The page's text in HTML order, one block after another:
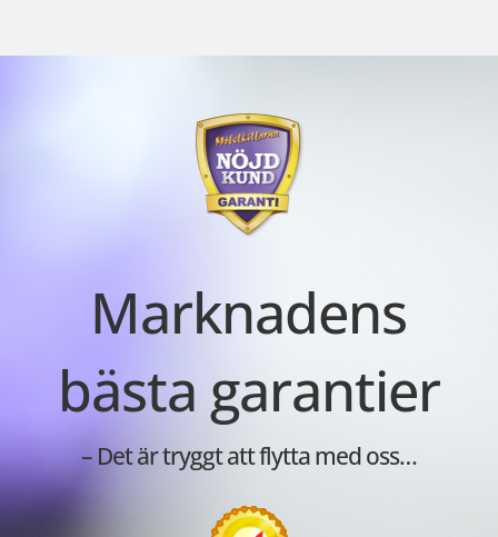
Marknadens
bästa garantier
– Det är tryggt att flytta med oss…